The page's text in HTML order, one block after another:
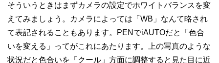
そういうときはまずカメラの設定でホワイトバランスを変
えてみましょう。カメラによっては「WB」なんて略され
て表記されることもあります。PENでiAUTOだと「色合
いを変える」ってがこれにあたります。上の写真のような
状況だと色合いを「クール」方面に調整すると見た目に近